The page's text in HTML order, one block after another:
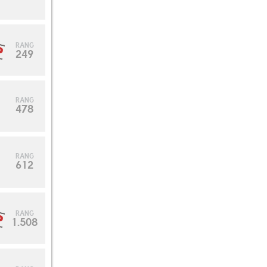
RANG
249
RANG
478
RANG
612
RANG
1.508